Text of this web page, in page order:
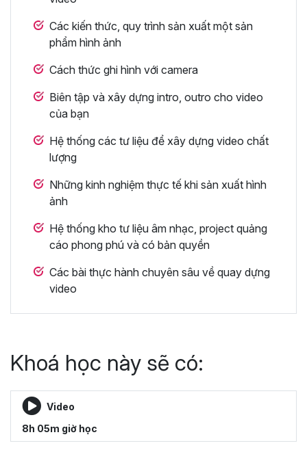
Các kiến thức, quy trình sản xuất một sản
phẩm hình ảnh
Cách thức ghi hình với camera
Biên tập và xây dựng intro, outro cho video
của bạn
Hệ thống các tư liệu để xây dựng video chất
lượng
Những kinh nghiệm thực tế khi sản xuất hình
ảnh
Hệ thống kho tư liệu âm nhạc, project quảng
cáo phong phú và có bản quyền
Các bài thực hành chuyên sâu về quay dựng
video
Khoá học này sẽ có:
Video
8h 05m giờ học